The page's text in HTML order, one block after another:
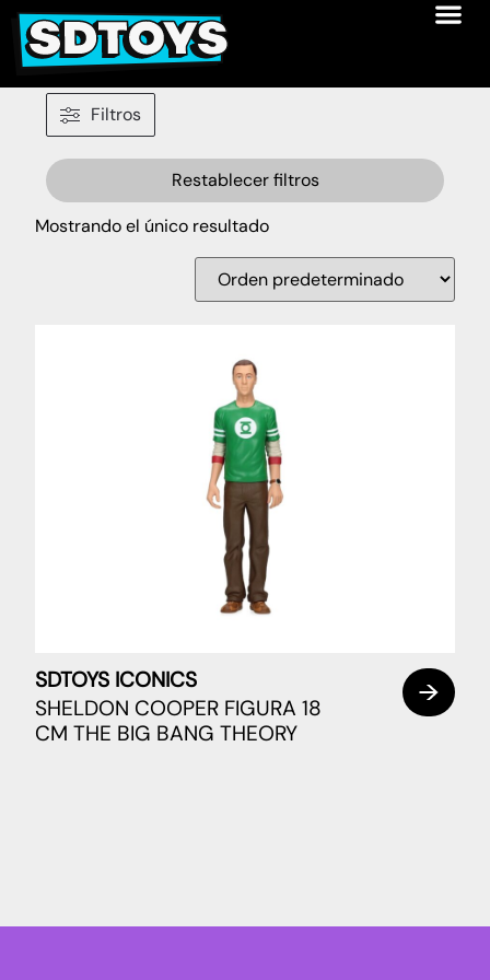
Filtros
Restablecer filtros
Mostrando el único resultado
SDTOYS ICONICS
SHELDON COOPER FIGURA 18
CM THE BIG BANG THEORY